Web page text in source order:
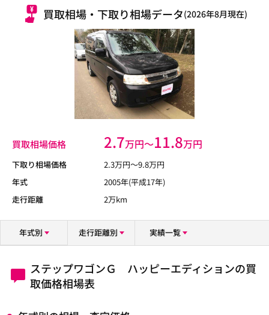
買取相場・下取り相場データ(2026年8月現在)
買取相場価格 2.7万円〜11.8万円
下取り相場価格 2.3万円〜9.8万円
年式
2005年(平成17年)
走行距離
2万km
年式別 走行距離別 実績一覧
ステップワゴンＧ ハッピーエディションの買
取価格相場表